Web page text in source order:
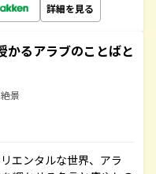
詳細を見る
かるアラブのことばと
景
エンタルな世界、アラ